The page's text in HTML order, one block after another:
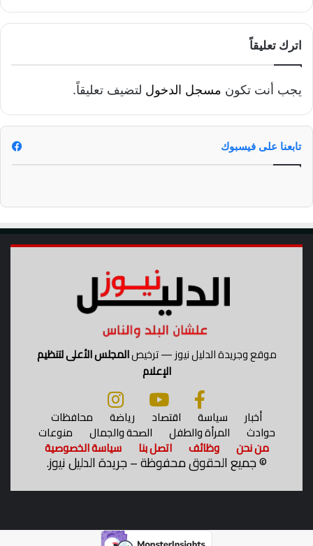
ل
م
ض
ا
د
إ
ل
ك
ت
ر
ن
ي
ة
ل
ح
أ
ر
اترك تعليقاً
يجب أنت تكون مسجل الدخول لتضيف تعليقاً.
تابعنا على فيسبوك
موقع وجريدة الدليل نيوز — ترخيصالمجلس الأعلى لتنظيم
الإعلام
أخبار سياسة اقتصاد رياضة محافظات
حوادث المرأة والطفل الصحة والجمال منوعات
من نحن وظائف اتصل بنا سياسة الخصوصية
©جميع الحقوق محفوظة – جريدة الدليل نيوز.